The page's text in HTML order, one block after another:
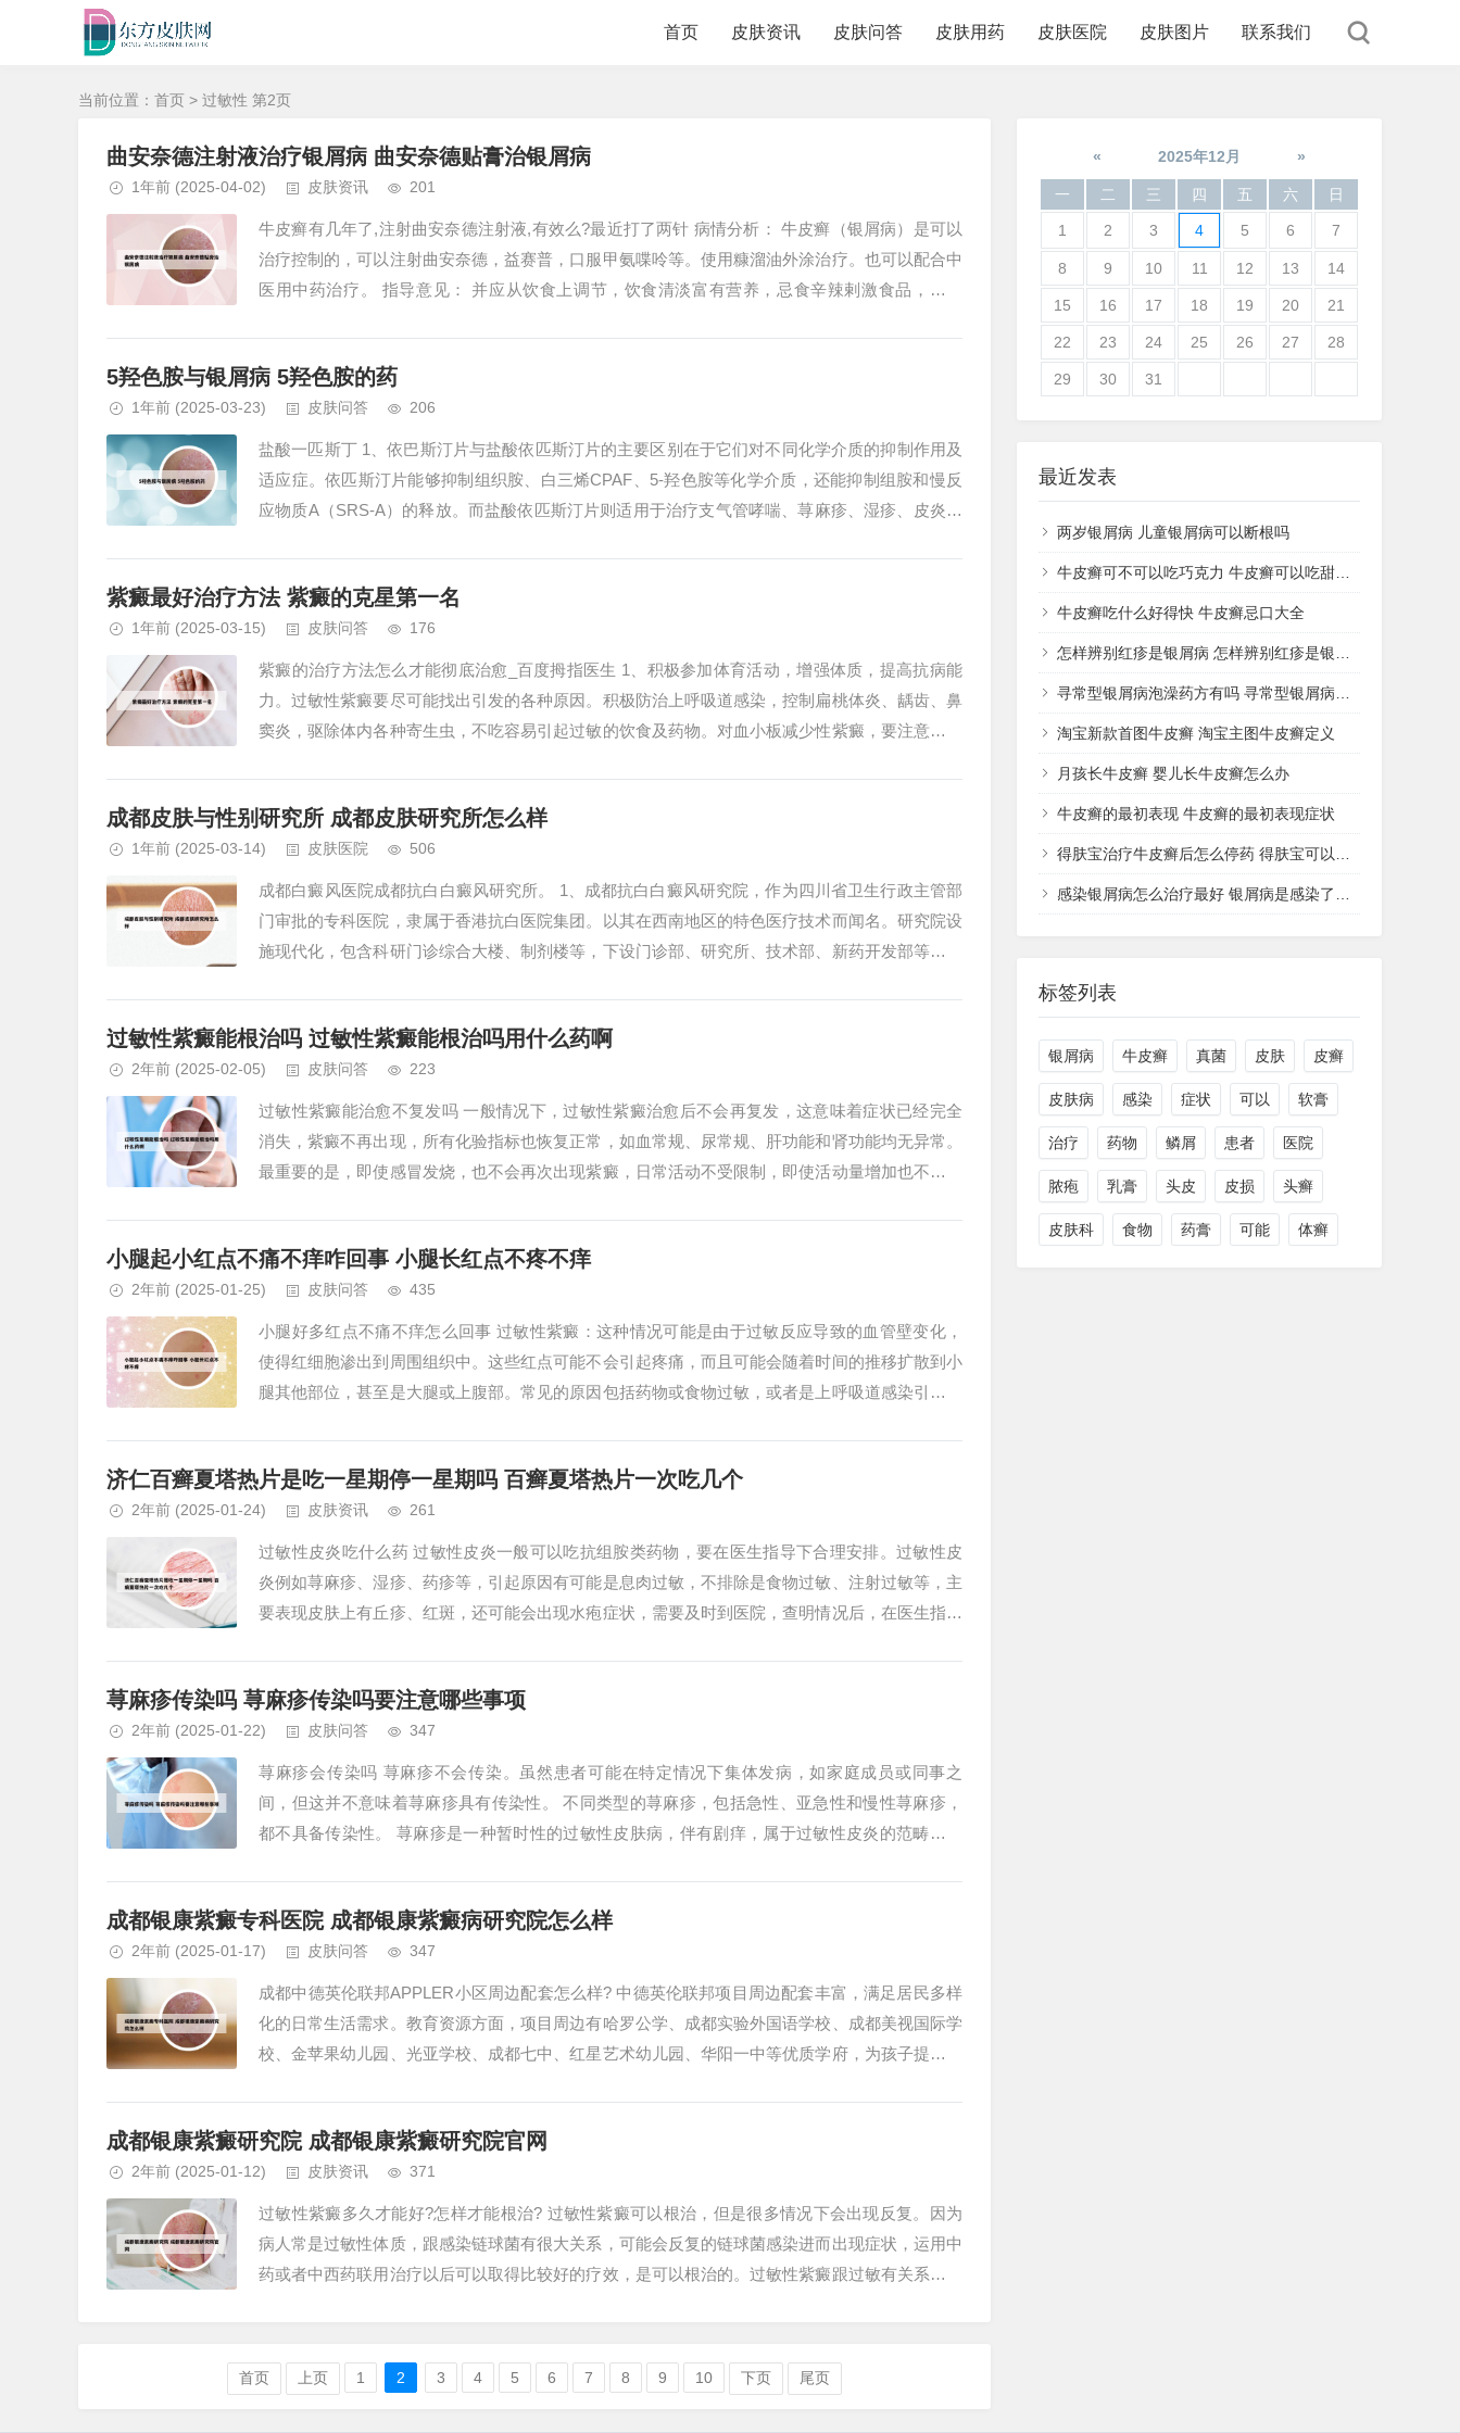
首页 皮肤资讯 皮肤问答 皮肤用药 皮肤医院 皮肤图片 联系我们
当前位置： 首页 > 过敏性 第2页
曲安奈德注射液治疗银屑病 曲安奈德贴膏治银屑病
1年前 (2025-04-02) 皮肤资讯 201
牛皮癣有几年了,注射曲安奈德注射液,有效么?最近打了两针 病情分析： 牛皮癣（银屑病）是可以
治疗控制的，可以注射曲安奈德，益赛普，口服甲氨喋呤等。使用糠溜油外涂治疗。也可以配合中
医用中药治疗。 指导意见： 并应从饮食上调节，饮食清淡富有营养，忌食辛辣剌激食品，忌油
5羟色胺与银屑病 5羟色胺的药
1年前 (2025-03-23) 皮肤问答 206
盐酸一匹斯丁 1、依巴斯汀片与盐酸依匹斯汀片的主要区别在于它们对不同化学介质的抑制作用及
适应症。依匹斯汀片能够抑制组织胺、白三烯CPAF、5-羟色胺等化学介质，还能抑制组胺和慢反
应物质A（SRS-A）的释放。而盐酸依匹斯汀片则适用于治疗支气管哮喘、荨麻疹、湿疹、皮炎、
紫癜最好治疗方法 紫癜的克星第一名
1年前 (2025-03-15) 皮肤问答 176
紫癜的治疗方法怎么才能彻底治愈_百度拇指医生 1、积极参加体育活动，增强体质，提高抗病能
力。过敏性紫癜要尽可能找出引发的各种原因。积极防治上呼吸道感染，控制扁桃体炎、龋齿、鼻
窦炎，驱除体内各种寄生虫，不吃容易引起过敏的饮食及药物。对血小板减少性紫癜，要注意预防
成都皮肤与性别研究所 成都皮肤研究所怎么样
1年前 (2025-03-14) 皮肤医院 506
成都白癜风医院成都抗白白癜风研究所。 1、成都抗白白癜风研究院，作为四川省卫生行政主管部
门审批的专科医院，隶属于香港抗白医院集团。以其在西南地区的特色医疗技术而闻名。研究院设
施现代化，包含科研门诊综合大楼、制剂楼等，下设门诊部、研究所、技术部、新药开发部等职能
过敏性紫癜能根治吗 过敏性紫癜能根治吗用什么药啊
2年前 (2025-02-05) 皮肤问答 223
过敏性紫癜能治愈不复发吗 一般情况下，过敏性紫癜治愈后不会再复发，这意味着症状已经完全
消失，紫癜不再出现，所有化验指标也恢复正常，如血常规、尿常规、肝功能和肾功能均无异常。
最重要的是，即使感冒发烧，也不会再次出现紫癜，日常活动不受限制，即使活动量增加也不会引
小腿起小红点不痛不痒咋回事 小腿长红点不疼不痒
2年前 (2025-01-25) 皮肤问答 435
小腿好多红点不痛不痒怎么回事 过敏性紫癜：这种情况可能是由于过敏反应导致的血管壁变化，
使得红细胞渗出到周围组织中。这些红点可能不会引起疼痛，而且可能会随着时间的推移扩散到小
腿其他部位，甚至是大腿或上腹部。常见的原因包括药物或食物过敏，或者是上呼吸道感染引起的
济仁百癣夏塔热片是吃一星期停一星期吗 百癣夏塔热片一次吃几个
2年前 (2025-01-24) 皮肤资讯 261
过敏性皮炎吃什么药 过敏性皮炎一般可以吃抗组胺类药物，要在医生指导下合理安排。过敏性皮
炎例如荨麻疹、湿疹、药疹等，引起原因有可能是息肉过敏，不排除是食物过敏、注射过敏等，主
要表现皮肤上有丘疹、红斑，还可能会出现水疱症状，需要及时到医院，查明情况后，在医生指导
荨麻疹传染吗 荨麻疹传染吗要注意哪些事项
2年前 (2025-01-22) 皮肤问答 347
荨麻疹会传染吗 荨麻疹不会传染。虽然患者可能在特定情况下集体发病，如家庭成员或同事之
间，但这并不意味着荨麻疹具有传染性。 不同类型的荨麻疹，包括急性、亚急性和慢性荨麻疹，
都不具备传染性。 荨麻疹是一种暂时性的过敏性皮肤病，伴有剧痒，属于过敏性皮炎的范畴。荨
成都银康紫癜专科医院 成都银康紫癜病研究院怎么样
2年前 (2025-01-17) 皮肤问答 347
成都中德英伦联邦APPLER小区周边配套怎么样? 中德英伦联邦项目周边配套丰富，满足居民多样
化的日常生活需求。教育资源方面，项目周边有哈罗公学、成都实验外国语学校、成都美视国际学
校、金苹果幼儿园、光亚学校、成都七中、红星艺术幼儿园、华阳一中等优质学府，为孩子提供从
成都银康紫癜研究院 成都银康紫癜研究院官网
2年前 (2025-01-12) 皮肤资讯 371
过敏性紫癜多久才能好?怎样才能根治? 过敏性紫癜可以根治，但是很多情况下会出现反复。因为
病人常是过敏性体质，跟感染链球菌有很大关系，可能会反复的链球菌感染进而出现症状，运用中
药或者中西药联用治疗以后可以取得比较好的疗效，是可以根治的。过敏性紫癜跟过敏有关系，可
首页 上页 1 2 3 4 5 6 7 8 9 10 下页 尾页
« 2025年12月 »
一 二 三 四 五 六 日
1 2 3 4 5 6 7
8 9 10 11 12 13 14
15 16 17 18 19 20 21
22 23 24 25 26 27 28
29 30 31
最近发表
两岁银屑病 儿童银屑病可以断根吗
牛皮癣可不可以吃巧克力 牛皮癣可以吃甜品吗
牛皮癣吃什么好得快 牛皮癣忌口大全
怎样辨别红疹是银屑病 怎样辨别红疹是银屑病还是湿疹
寻常型银屑病泡澡药方有吗 寻常型银屑病用什么药洗
淘宝新款首图牛皮癣 淘宝主图牛皮癣定义
月孩长牛皮癣 婴儿长牛皮癣怎么办
牛皮癣的最初表现 牛皮癣的最初表现症状
得肤宝治疗牛皮癣后怎么停药 得肤宝可以治疗湿疹吗
感染银屑病怎么治疗最好 银屑病是感染了什么病菌
标签列表
银屑病 牛皮癣 真菌 皮肤 皮癣
皮肤病 感染 症状 可以 软膏
治疗 药物 鳞屑 患者 医院
脓疱 乳膏 头皮 皮损 头癣
皮肤科 食物 药膏 可能 体癣